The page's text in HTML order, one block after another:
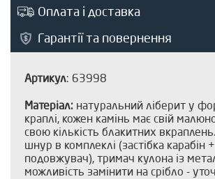
Оплата і доставка
Гарантії та повернення
Артикул: 63998
Матеріал: натуральний ліберит у
краплі, кожен камінь має свій
свою кількість блакитних
шнур в комплеклі (застібка карабін
подовжувач), тримач кулона із
можливість замінити на срібло -